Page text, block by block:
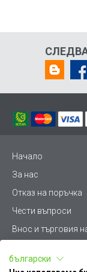
Начало
За нас
Отказ на поръчка
Чести въпроси
Внос и търговия
Условия за
български